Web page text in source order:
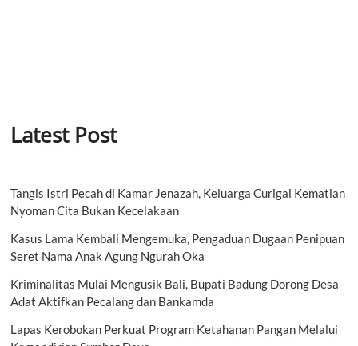
Latest Post
Tangis Istri Pecah di Kamar Jenazah, Keluarga Curigai Kematian
Nyoman Cita Bukan Kecelakaan
Kasus Lama Kembali Mengemuka, Pengaduan Dugaan Penipuan
Seret Nama Anak Agung Ngurah Oka
Kriminalitas Mulai Mengusik Bali, Bupati Badung Dorong Desa
Adat Aktifkan Pecalang dan Bankamda
Lapas Kerobokan Perkuat Program Ketahanan Pangan Melalui